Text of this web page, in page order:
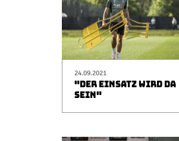
24.09.2021
"DER EINSATZ WIRD DA
SEIN"